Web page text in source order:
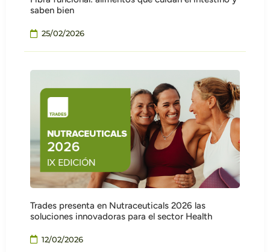
saben bien
25/02/2026
Trades presenta en Nutraceuticals 2026 las
soluciones innovadoras para el sector Health
12/02/2026